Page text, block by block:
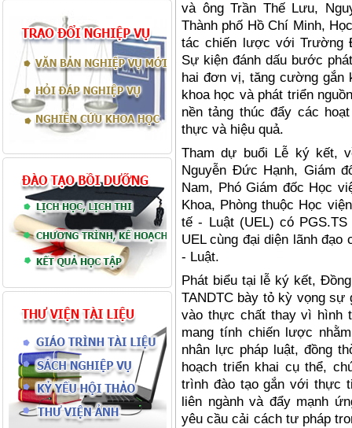
và ông Trần Thế Lưu,
Thành phố Hồ Chí Minh,
tác chiến lược với Trường
Sự kiện đánh dấu bước
hai đơn vị, tăng cường gắn
khoa học và phát triển
nền tảng thúc đẩy các
thực và hiệu quả.
Tham dự buổi Lễ ký kết,
Nguyễn Đức Hạnh, Giám
Nam, PhóGiám đốc Học
Khoa, Phòng thuộc Học
tế- Luật (UEL) có
UEL cùng đại diện l ãnh đạo
- Luật.
Phát biểu tại lễ ký kết,
TANDTC bày tỏ kỳ vọng sự
vào thực chất thay vì hình
mang tính chiến lược
nhân lực pháp luật, đồng
hoạch triển khai cụ thể, ch
trình đào tạo gắn với thực
liên ngành và đẩy mạnh
yêu cầu cải cách tư pháp